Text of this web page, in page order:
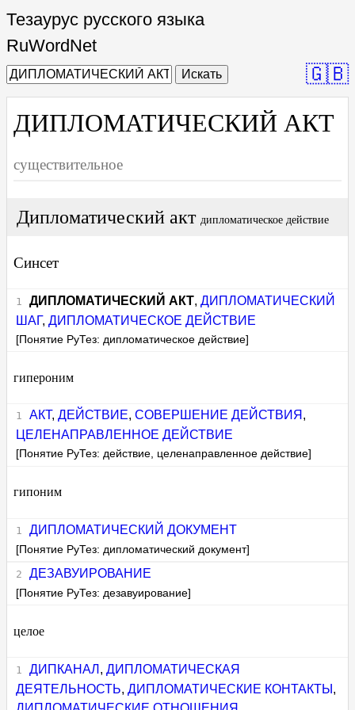
Тезаурус русского языка
RuWordNet
Искать 🇬🇧
ДИПЛОМАТИЧЕСКИЙ АКТ
существительное
Дипломатический акт дипломатическое действие
Синсет
ДИПЛОМАТИЧЕСКИЙ АКТ, ДИПЛОМАТИЧЕСКИЙ
ШАГ,ДИПЛОМАТИЧЕСКОЕ ДЕЙСТВИЕ
[Понятие РуТез: дипломатическое действие]
гипероним
АКТ, ДЕЙСТВИЕ, СОВЕРШЕНИЕ ДЕЙСТВИЯ ,
ЦЕЛЕНАПРАВЛЕННОЕ ДЕЙСТВИЕ
[Понятие РуТез: действие, целенаправленное действие]
гипоним
ДИПЛОМАТИЧЕСКИЙ ДОКУМЕНТ
[Понятие РуТез: дипломатический документ]
ДЕЗАВУИРОВАНИЕ
[Понятие РуТез: дезавуирование]
целое
ДИПКАНАЛ , ДИПЛОМАТИЧЕСКАЯ
ДЕЯТЕЛЬНОСТЬ,ДИПЛОМАТИЧЕСКИЕ КОНТАКТЫ ,